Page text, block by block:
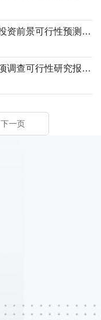
中国煤制天然气行业市场专项调研及投资前景可行性预测报告(2021定制版)
中国偏磷酸钠行业市场研究及投资专项调查可行性研究报告(2021定制版)
下一页